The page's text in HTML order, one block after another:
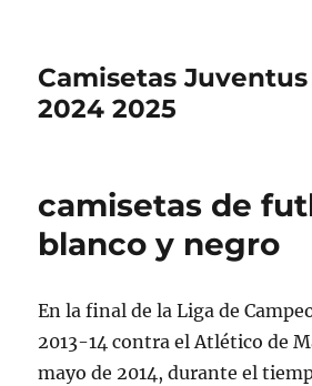
Camisetas
2024 2025
camisetas de
blanco y negro
En la final de la Liga de
2013-14 contra el Atlético de
mayo de 2014, durante el